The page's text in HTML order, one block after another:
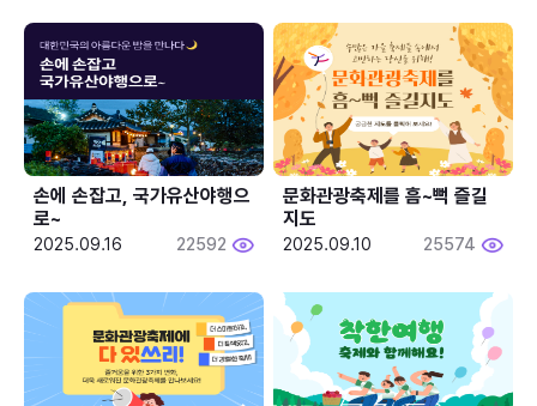
손에 손잡고, 국가유산야행으
로~
2025.09.16 22592
문화관광축제를 흠~뻑 즐길
지도
2025.09.10 25574